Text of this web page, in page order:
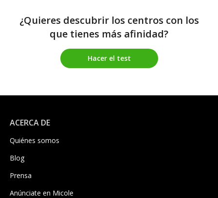
¿Quieres descubrir los centros con los
que tienes más afinidad?
Hacer el test
ACERCA DE
Quiénes somos
Blog
Prensa
Anúnciate en Micole